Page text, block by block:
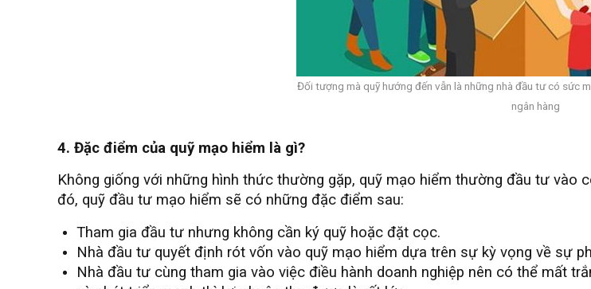
Đối tượng mà quỹ hướng đến vẫn là những nhà đầu tư có sức
ngân hàng
4. Đặc điểm của quỹ mạo hiểm là gì?
Không giống với những hình thức thường gặp, quỹ mạo hiểm thường đầu tư vào
đó, quỹ đầu tư mạo hiểm sẽ có những đặc điểm sau:
Tham gia đầu tư nhưng không cần ký quỹ hoặc đặt cọc.
Nhà đầu tư quyết định rót vốn vào quỹ mạo hiểm dựa trên sự kỳ vọng về sự
Nhà đầu tư cùng tham gia vào việc điều hành doanh nghiệp nên có thể mất